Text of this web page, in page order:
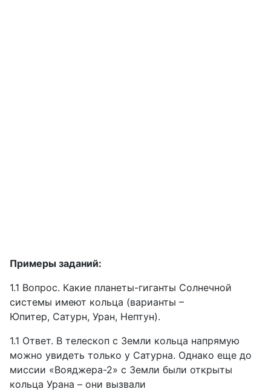
Примеры заданий:
1.1 Вопрос. Какие планеты-гиганты Солнечной
системы имеют кольца (варианты –
Юпитер, Сатурн, Уран, Нептун).
1.1 Ответ. В телескоп с Земли кольца напрямую
можно увидеть только у Сатурна. Однако еще до
миссии «Вояджера-2» с Земли были открыты
кольца Урана – они вызвали